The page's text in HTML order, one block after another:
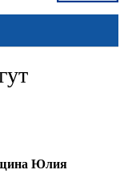
Юлия